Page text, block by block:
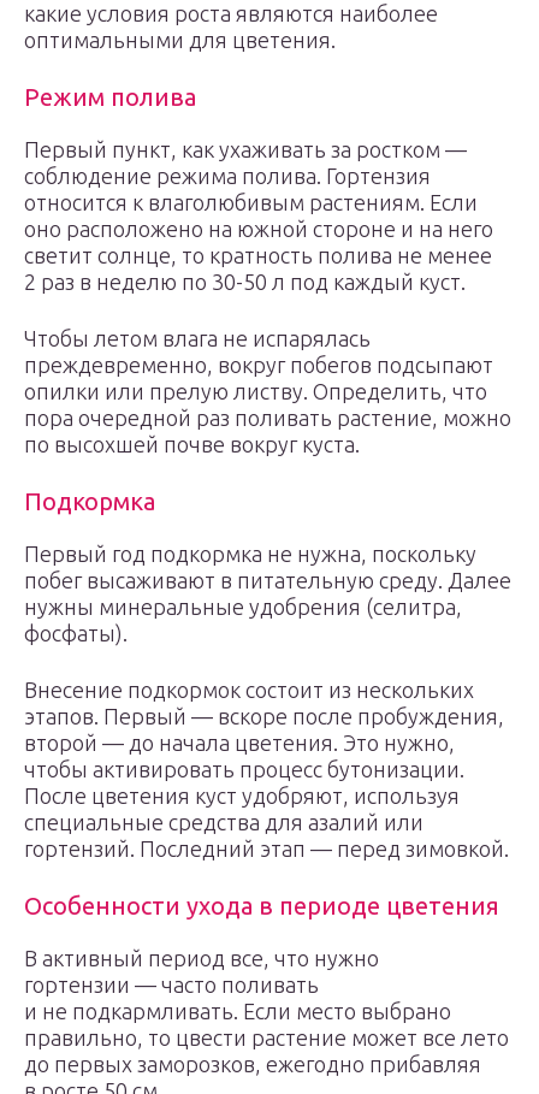
какие условия роста являются наиболее
оптимальными для цветения.
Режим полива
Первый пункт, как ухаживать за ростком —
соблюдение режима полива. Гортензия
относится к влаголюбивым растениям. Если
оно расположено на южной стороне и на него
светит солнце, то кратность полива не менее
2 раз в неделю по 30-50 л под каждый куст.
Чтобы летом влага не испарялась
преждевременно, вокруг побегов подсыпают
опилки или прелую листву. Определить, что
пора очередной раз поливать растение, можно
по высохшей почве вокруг куста.
Подкормка
Первый год подкормка не нужна, поскольку
побег высаживают в питательную среду. Далее
нужны минеральные удобрения (селитра,
фосфаты).
Внесение подкормок состоит из нескольких
этапов. Первый — вскоре после пробуждения,
второй — до начала цветения. Это нужно,
чтобы активировать процесс бутонизации.
После цветения куст удобряют, используя
специальные средства для азалий или
гортензий. Последний этап — перед зимовкой.
Особенности ухода в периоде цветения
В активный период все, что нужно
гортензии — часто поливать
и не подкармливать. Если место выбрано
правильно, то цвести растение может все лето
до первых заморозков, ежегодно прибавляя